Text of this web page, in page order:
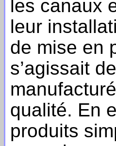
les canaux
leur
de mise en
s’agissait
qualité. En
produits